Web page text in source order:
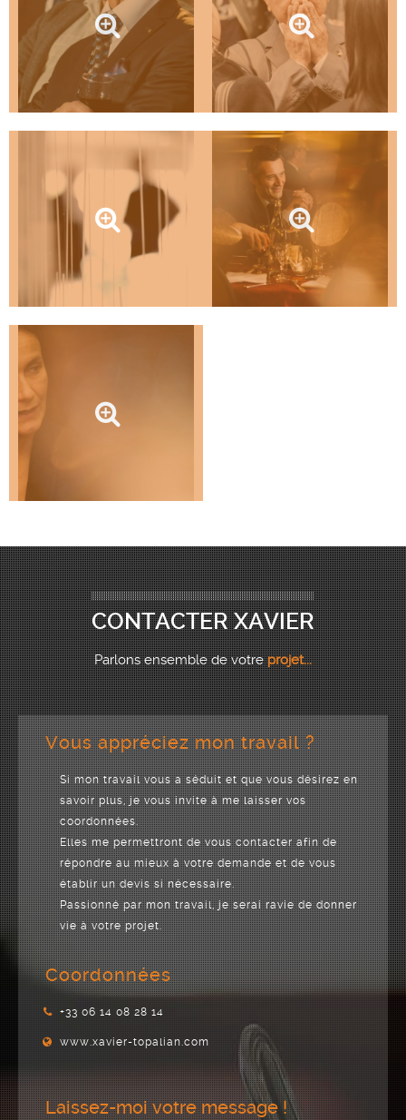
CONTACTER XAVIER
Parlons ensemble de votreprojet...
Vous appréciez mon travail ?
Si mon travail vous a séduit et que vous désirez en
savoir plus, je vous invite à me laisser vos
coordonnées.
Elles me permettront de vous contacter afin de
répondre au mieux à votre demande et de vous
établir un devis si nécessaire.
Passionné par mon travail, je serai ravie de donner
vie à votre projet.
Coordonnées
+33 06 14 08 28 14
www.xavier-topalian.com
Laissez-moi votre message !